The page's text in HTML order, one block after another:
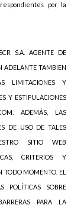
por la
S.A. AGENTE DE
ADELANTE TAMBIEN
LIMITACIONES Y
Y ESTIPULACIONES
ADEMÁS, LAS
DE USO DE TALES
SITIO WEB
CRITERIOS Y
TODO MOMENTO. EL
SOBRE
PARA LA